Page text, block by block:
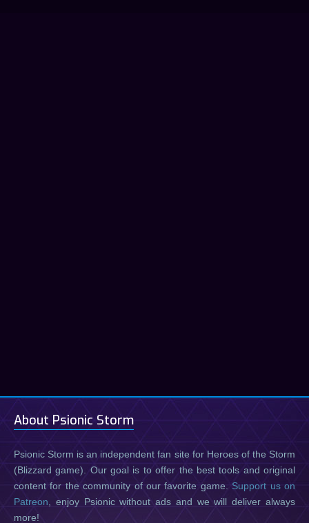
About Psionic Storm
Psionic Storm is an independent fan site for Heroes of the Storm
(Blizzard game). Our goal is to offer the best tools and original
content for the community of our favorite game. Support us on
Patreon , enjoy Psionic without ads and we will deliver always
more!